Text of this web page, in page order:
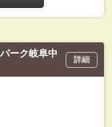
ーク岐阜中
詳細